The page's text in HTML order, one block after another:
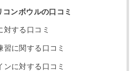
ンボウルの口コミ
対する口コミ
習に関する口コミ
ンに対する口コミ